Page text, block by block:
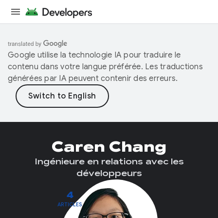
Google utilise la technologie IA pour traduire le
contenu dans votre langue préférée. Les traductions
générées par IA peuvent contenir des erreurs.
4
ARTICLES
Caren Chang
Ingénieure en relations avec les
développeurs